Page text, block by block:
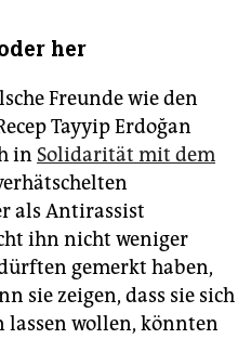
her
Freunde wie den
Tayyip Erdoğan
in Solidarität mit dem
als Antirassist
ihn nicht weniger
gemerkt haben,
sie zeigen, dass sie sich
wollen, könnten